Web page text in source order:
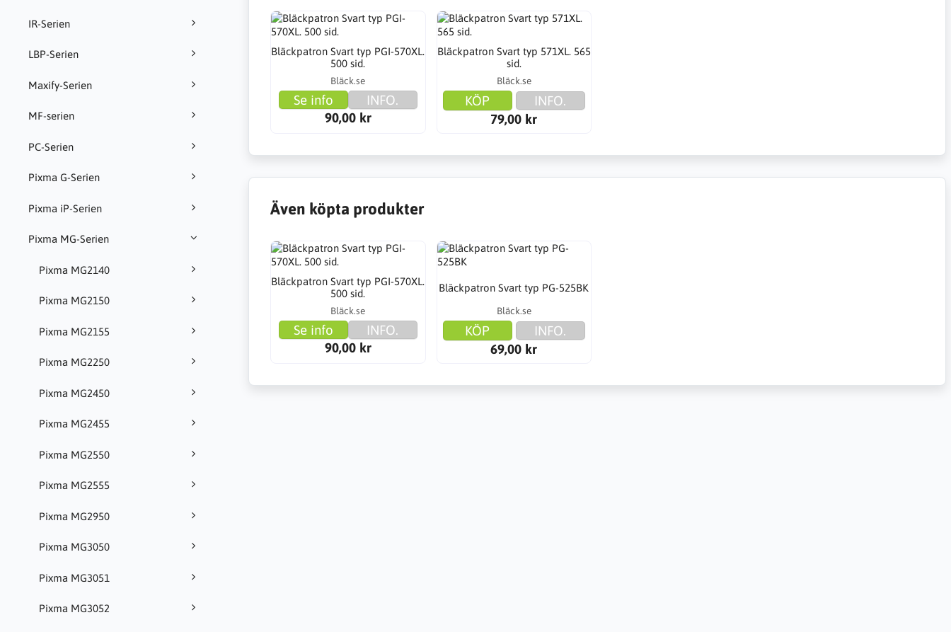
IR-Serien
LBP-Serien
Maxify-Serien
MF-serien
PC-Serien
Pixma G-Serien
Pixma iP-Serien
Pixma MG-Serien
Pixma MG2140
Pixma MG2150
Pixma MG2155
Pixma MG2250
Pixma MG2450
Pixma MG2455
Pixma MG2550
Pixma MG2555
Pixma MG2950
Pixma MG3050
Pixma MG3051
Pixma MG3052
Bläckpatron Svart typ PGI-570XL.
500 sid.
Bläck.se
Se info
INFO.
90,00 kr
Bläckpatron Svart typ 571XL. 565
sid.
Bläck.se
KÖP
INFO.
79,00 kr
Även köpta produkter
Bläckpatron Svart typ PGI-570XL.
500 sid.
Bläck.se
Se info
INFO.
90,00 kr
Bläckpatron Svart typ PG-525BK
Bläck.se
KÖP
INFO.
69,00 kr